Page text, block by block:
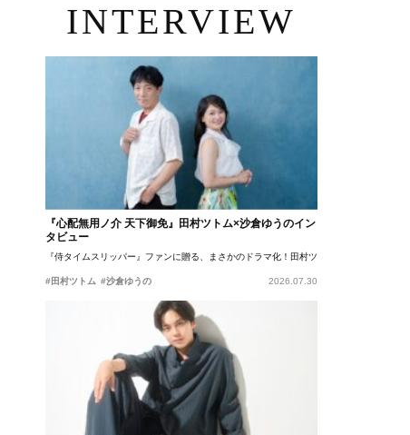
INTERVIEW
『心配無用ノ介 天下御免』田村ツトム×沙倉ゆうのイン
タビュー
『侍タイムスリッパー』ファンに贈る、まさかのドラマ化！田村ツトム×沙倉ゆうのが語
#田村ツトム #沙倉ゆうの 2026.07.30